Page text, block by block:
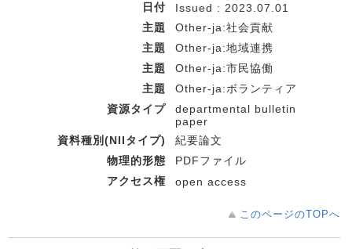
日付
Issued : 2023.07.01
主題
Other-ja:社会貢献
主題
Other-ja:地域連携
主題
Other-ja:市民協働
主題
Other-ja:ボランティア
資源タイプ
departmental bulletin
paper
資料種別(NIIタイプ)
紀要論文
物理的形態
PDFファイル
アクセス権
open access
このページのTOPへ